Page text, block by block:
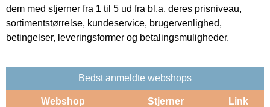
dem med stjerner fra 1 til 5 ud fra bl.a. deres prisniveau,
sortimentstørrelse, kundeservice, brugervenlighed,
betingelser, leveringsformer og betalingsmuligheder.
Bedst anmeldte webshops
Webshop Stjerner Link